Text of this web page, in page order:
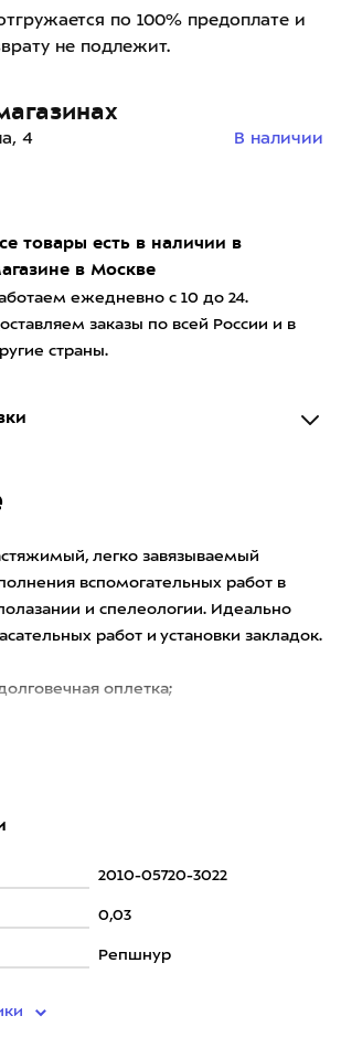
товары есть в наличии в
в Москве
ежедневно с 10 до 24.
заказы по всей России и в
страны.
легко завязываемый
вспомогательных работ в
и спелеологии. Идеально
работ и установки закладок.
оплетка;
2010-05720-3022
0,03
Репшнур
по 100% предоплате и
не подлежит.
4 В наличии